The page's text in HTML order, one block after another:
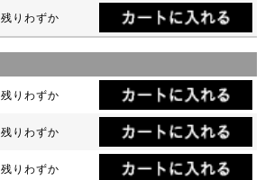
残りわずか
残りわずか
残りわずか
残りわずか